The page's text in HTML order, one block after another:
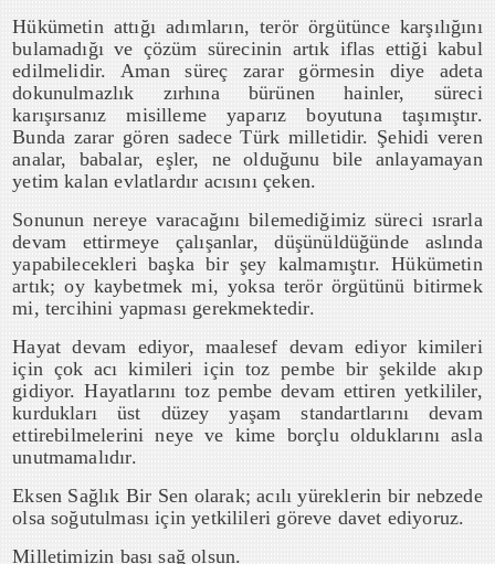
Hükümetin attığı adımların, terör örgütünce karşılığını
bulamadığı ve çözüm sürecinin artık iflas ettiği kabul
edilmelidir. Aman süreç zarar görmesin diye adeta
dokunulmazlık zırhına bürünen hainler, süreci
karışırsanız misilleme yaparız boyutuna taşımıştır.
Bunda zarar gören sadece Türk milletidir. Şehidi veren
analar, babalar, eşler, ne olduğunu bile anlayamayan
yetim kalan evlatlardır acısını çeken.
Sonunun nereye varacağını bilemediğimiz süreci ısrarla
devam ettirmeye çalışanlar, düşünüldüğünde aslında
yapabilecekleri başka bir şey kalmamıştır. Hükümetin
artık; oy kaybetmek mi, yoksa terör örgütünü bitirmek
mi, tercihini yapması gerekmektedir.
Hayat devam ediyor, maalesef devam ediyor kimileri
için çok acı kimileri için toz pembe bir şekilde akıp
gidiyor. Hayatlarını toz pembe devam ettiren yetkililer,
kurdukları üst düzey yaşam standartlarını devam
ettirebilmelerini neye ve kime borçlu olduklarını asla
unutmamalıdır.
Eksen Sağlık Bir Sen olarak; acılı yüreklerin bir nebzede
olsa soğutulması için yetkilileri göreve davet ediyoruz.
Milletimizin başı sağ olsun.